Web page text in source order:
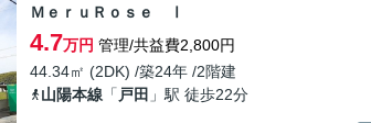
ＭｅｒｕＲｏｓｅ Ⅰ
4.7万円 管理/共益費2,800円
44.34㎡ (2DK) /築24年 /2階建
山陽本線 「 戸田 」駅 徒歩22分